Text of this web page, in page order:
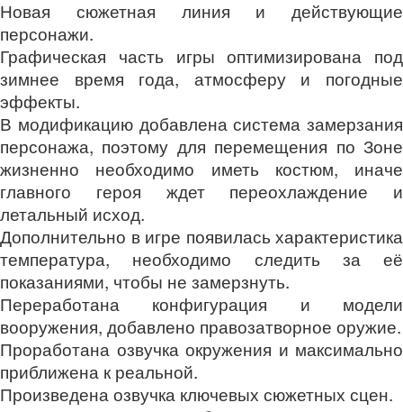
Новая сюжетная линия и действующие
персонажи.
Графическая часть игры оптимизирована под
зимнее время года, атмосферу и погодные
эффекты.
В модификацию добавлена система замерзания
персонажа, поэтому для перемещения по Зоне
жизненно необходимо иметь костюм, иначе
главного героя ждет переохлаждение и
летальный исход.
Дополнительно в игре появилась характеристика
температура, необходимо следить за её
показаниями, чтобы не замерзнуть.
Переработана конфигурация и модели
вооружения, добавлено правозатворное оружие.
Проработана озвучка окружения и максимально
приближена к реальной.
Произведена озвучка ключевых сюжетных сцен.